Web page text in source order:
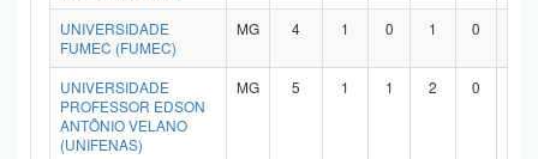
UNIVERSIDADE
FUMEC (FUMEC)
MG 4 1 0 1 0
UNIVERSIDADE
PROFESSOR EDSON
ANTÔNIO VELANO
(UNIFENAS)
MG 5 1 1 2 0